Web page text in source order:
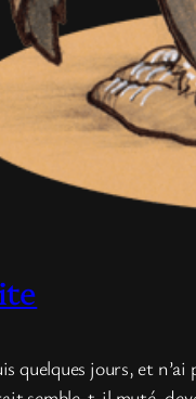
quelques jours, et